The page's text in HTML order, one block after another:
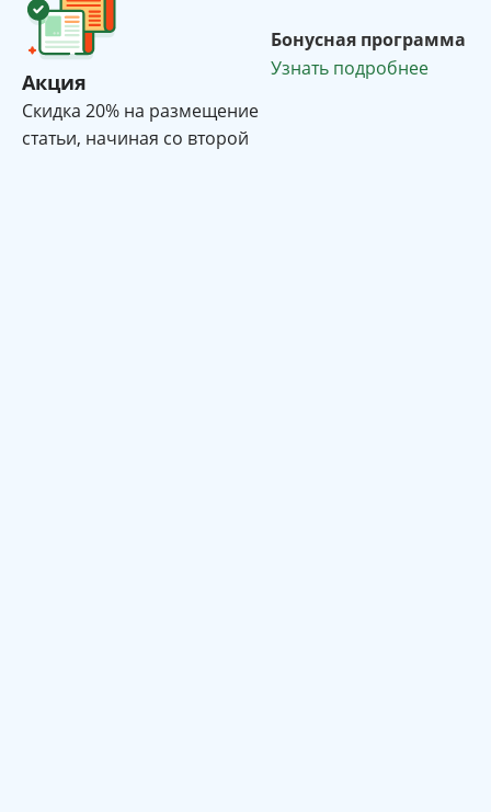
Акция
Cкидка 20% на размещение
статьи, начиная со второй
Бонусная программа
Узнать подробнее